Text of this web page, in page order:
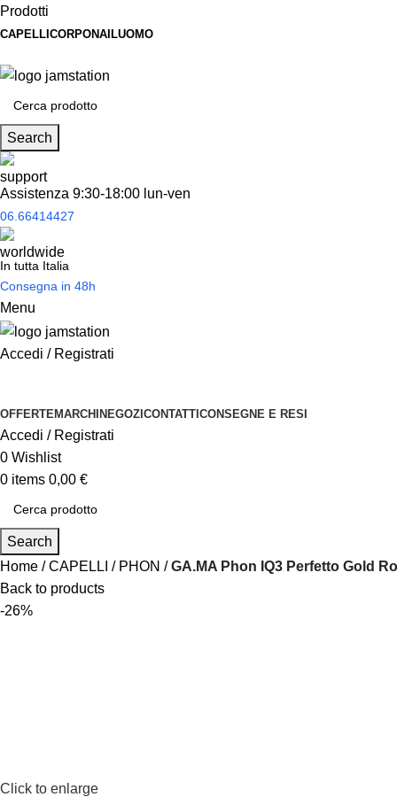
Prodotti
CAPELLI CORPONAILUOMO
Search
Assistenza 9:30-18:00 lun-ven
06.66414427
In tutta Italia
Consegna in 48h
Menu
Accedi / Registrati
OFFERTEMARCHINEGOZICONTATTICONSEGNE E RESI
Accedi / Registrati
0 Wishlist
0 items 0,00 €
Search
Home
CAPELLI PHON
GA.MA Phon IQ3 Perfetto Gold
Back to products
-26%
Click to enlarge